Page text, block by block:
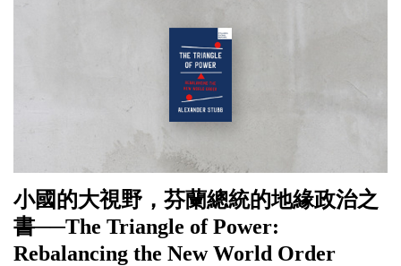
小國的大視野，芬蘭總統的地緣政治之
書──The Triangle of Power:
Rebalancing the New World Order